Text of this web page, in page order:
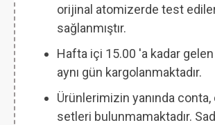
orijinal atomizerde test
sağlanmıştır.
Hafta içi 15.00 'a kadar
aynı gün kargolanmaktadır.
Ürünlerimizin yanında conta,
setleri bulunmamaktadır.